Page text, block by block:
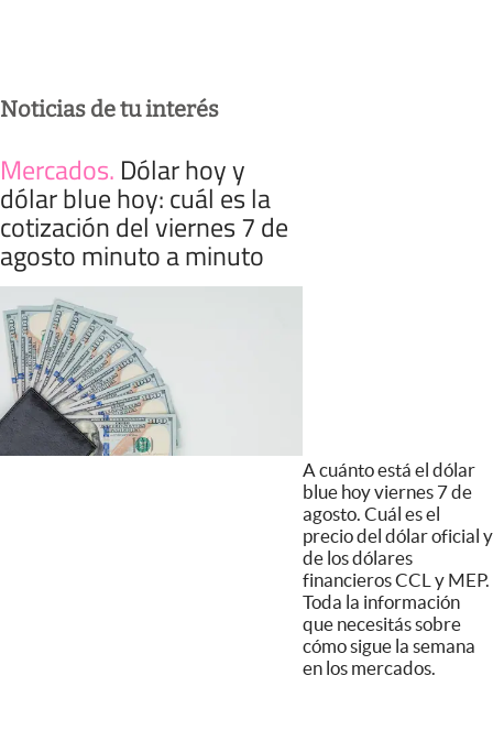
Noticias de tu interés
Mercados. Dólar hoy y
dólar blue hoy: cuál es la
cotización del viernes 7 de
agosto minuto a minuto
A cuánto está el dólar
blue hoy viernes 7 de
agosto. Cuál es el
precio del dólar oficial y
de los dólares
financieros CCL y MEP.
Toda la información
que necesitás sobre
cómo sigue la semana
en los mercados.